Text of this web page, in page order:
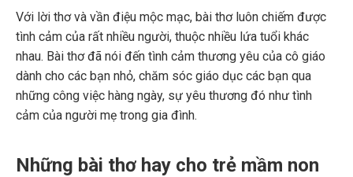
Với lời thơ và vần điệu mộc mạc, bài thơ luôn chiếm được
tình cảm của rất nhiều người, thuộc nhiều lứa tuổi khác
nhau. Bài thơ đã nói đến tình cảm thương yêu của cô giáo
dành cho các bạn nhỏ, chăm sóc giáo dục các bạn qua
những công việc hàng ngày, sự yêu thương đó như tình
cảm của người mẹ trong gia đình.
Những bài thơ hay cho trẻ mầm non